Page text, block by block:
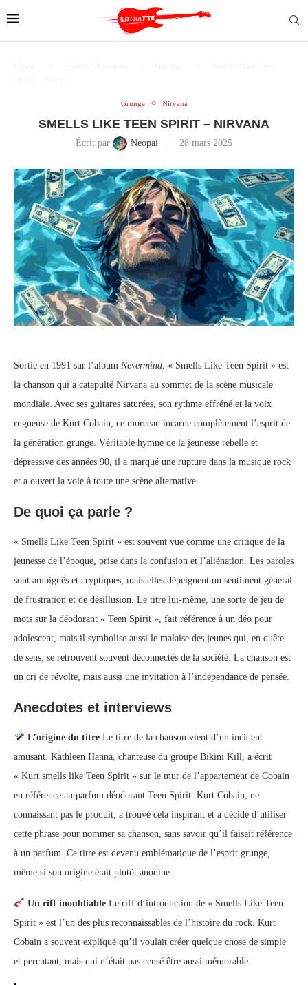
Grunge Nirvana
SMELLS LIKE TEEN SPIRIT – NIRVANA
Écrit par Neopai 28 mars 2025
Sortie en 1991 sur l’album Nevermind , « Smells Like Teen Spirit » est
la chanson qui a catapulté Nirvana au sommet de la scène musicale
mondiale. Avec ses guitares saturées, son rythme effréné et la voix
rugueuse de Kurt Cobain, ce morceau incarne complètement l’esprit de
la génération grunge. Véritable hymne de la jeunesse rebelle et
dépressive des années 90, il a marqué une rupture dans la musique rock
et a ouvert la voie à toute une scène alternative.
De quoi ça parle ?
« Smells Like Teen Spirit » est souvent vue comme une critique de la
jeunesse de l’époque, prise dans la confusion et l’aliénation. Les paroles
sont ambiguës et cryptiques, mais elles dépeignent un sentiment général
de frustration et de désillusion. Le titre lui-même, une sorte de jeu de
mots sur la déodorant « Teen Spirit », fait référence à un déo pour
adolescent, mais il symbolise aussi le malaise des jeunes qui, en quête
de sens, se retrouvent souvent déconnectés de la société. La chanson est
un cri de révolte, mais aussi une invitation à l’indépendance de pensée.
Anecdotes et interviews
L’origine du titreLe titre de la chanson vient d’un incident
amusant. Kathleen Hanna, chanteuse du groupe Bikini Kill, a écrit
« Kurt smells like Teen Spirit » sur le mur de l’appartement de Cobain
en référence au parfum déodorant Teen Spirit. Kurt Cobain, ne
connaissant pas le produit, a trouvé cela inspirant et a décidé d’utiliser
cette phrase pour nommer sa chanson, sans savoir qu’il faisait référence
à un parfum. Ce titre est devenu emblématique de l’esprit grunge,
même si son origine était plutôt anodine.
Un riff inoubliableLe riff d’introduction de « Smells Like Teen
Spirit » est l’un des plus reconnaissables de l’histoire du rock. Kurt
Cobain a souvent expliqué qu’il voulait créer quelque chose de simple
et percutant, mais qui n’était pas censé être aussi mémorable.